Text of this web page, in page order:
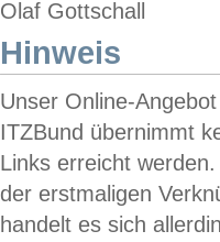
Olaf Gottschall
Hinweis
Unser Online-
ITZBund übernimmt
Links erreicht
der erstmaligen
handelt es sich